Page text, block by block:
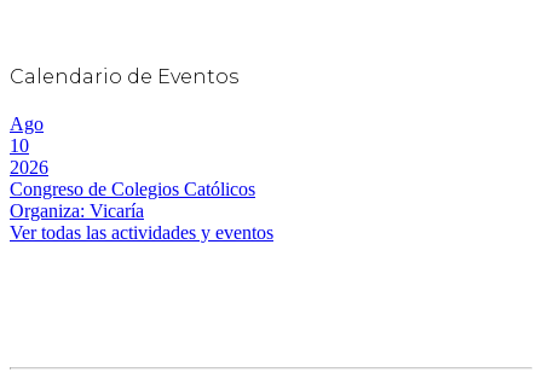
Calendario de Eventos
Ago
10
2026
Congreso de Colegios Católicos
Organiza: Vicaría
Ver todas las actividades y eventos